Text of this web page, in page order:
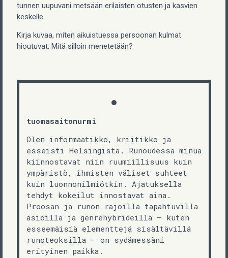
tunnen uupuvani metsään erilaisten otusten ja kasvien
keskelle.
Kirja kuvaa, miten aikuistuessa persoonan kulmat
hioutuvat. Mitä silloin menetetään?
tuomasaitonurmi
Olen informaatikko, kriitikko ja
esseisti Helsingistä. Runoudessa minua
kiinnostavat niin ruumiillisuus kuin
ympäristö, ihmisten väliset suhteet
kuin luonnonilmiötkin. Ajatuksella
tehdyt kokeilut innostavat aina.
Proosan ja runon rajoilla tapahtuvilla
asioilla ja genrehybrideillä – kuten
esseemäisiä elementtejä sisältävillä
runoteoksilla – on sydämessäni
erityinen paikka.